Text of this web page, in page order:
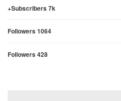
Subscribers 7k+
Followers 1064
Followers 428